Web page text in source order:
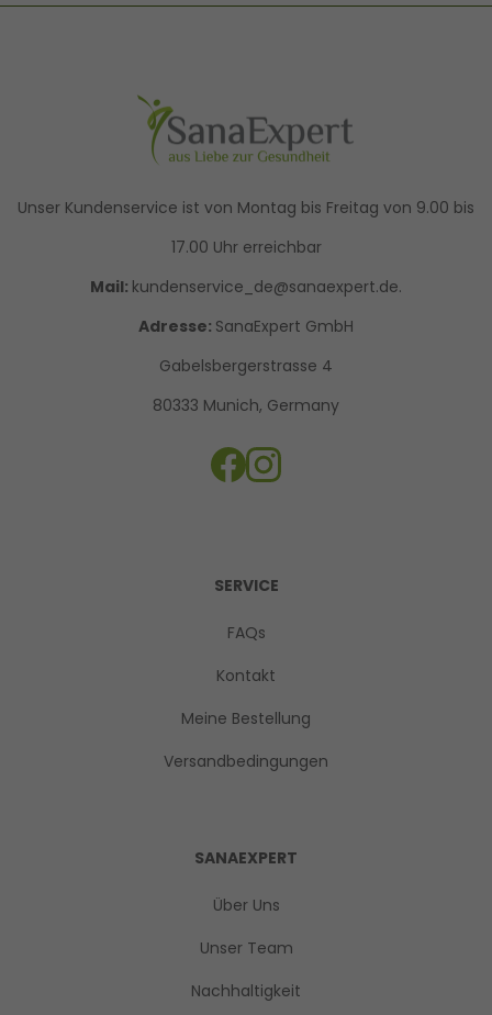
Unser Kundenservice ist von Montag bis Freitag von 9.00 bis
17.00 Uhr erreichbar
Mail: kundenservice_de@sanaexpert.de.
Adresse: SanaExpert GmbH
Gabelsbergerstrasse 4
80333 Munich, Germany
SERVICE
FAQs
Kontakt
Meine Bestellung
Versandbedingungen
SANAEXPERT
Über Uns
Unser Team
Nachhaltigkeit